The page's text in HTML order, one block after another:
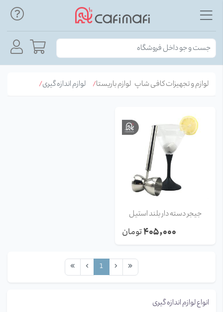
لوازم و تجهیزات کافی شاپ لوازم باریستا لوازم اندازه گیری
جیجر دسته دار بلند استیل
۴۰۵٬۰۰۰تومان
1
انواع لوازم اندازه گیری